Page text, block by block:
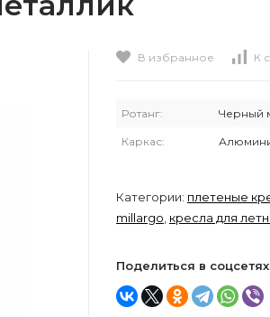
В избранное К
Ротанг: Черный
Каркас:
Категории: плетеные
millargo кресла для
Поделиться в